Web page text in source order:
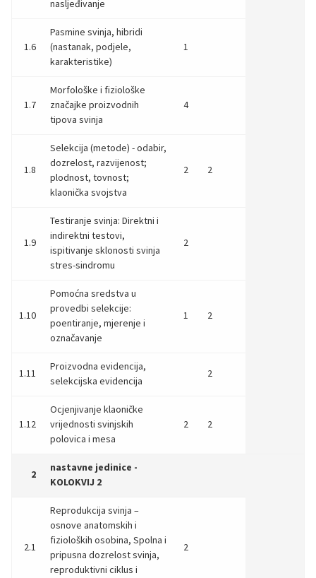
nasljeđivanje
1.6
Pasmine svinja, hibridi
(nastanak, podjele,
karakteristike)
1
1.7
Morfološke i fiziološke
značajke proizvodnih
tipova svinja
4
1.8
Selekcija (metode) - odabir,
dozrelost, razvijenost;
plodnost, tovnost;
klaonička svojstva
2 2
1.9
Testiranje svinja: Direktni i
indirektni testovi,
ispitivanje sklonosti svinja
stres-sindromu
2
1.10
Pomoćna sredstva u
provedbi selekcije:
poentiranje, mjerenje i
označavanje
1 2
1.11
Proizvodna evidencija,
selekcijska evidencija
2
1.12
Ocjenjivanje klaoničke
vrijednosti svinjskih
polovica i mesa
2 2
2
nastavne jedinice -
KOLOKVIJ 2
2.1
Reprodukcija svinja –
osnove anatomskih i
fizioloških osobina, Spolna i
pripusna dozrelost svinja,
reproduktivni ciklus i
2